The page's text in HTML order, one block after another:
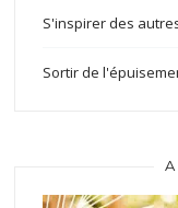
S'inspirer des
Sortir de